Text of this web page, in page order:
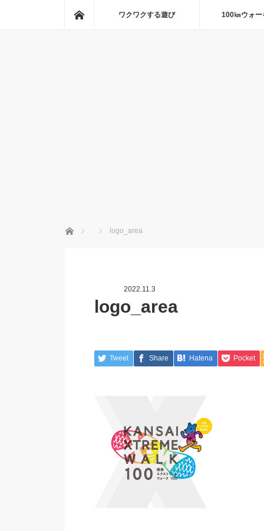
ホームワクワクする遊び 100㎞ウォー
ホーム logo_area
2022.11.3
logo_area
Tweet Share Hatena Pocket